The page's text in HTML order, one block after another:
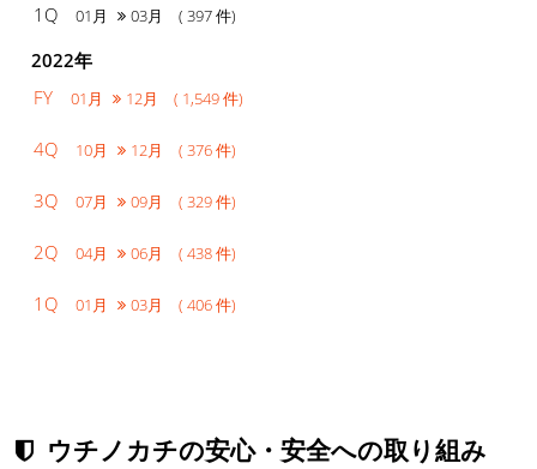
1Q 01月 03月 ( 397 件)
2022年
FY 01月 12月 ( 1,549 件)
4Q 10月 12月 ( 376 件)
3Q 07月 09月 ( 329 件)
2Q 04月 06月 ( 438 件)
1Q 01月 03月 ( 406 件)
ウチノカチの安心・安全への取り組み